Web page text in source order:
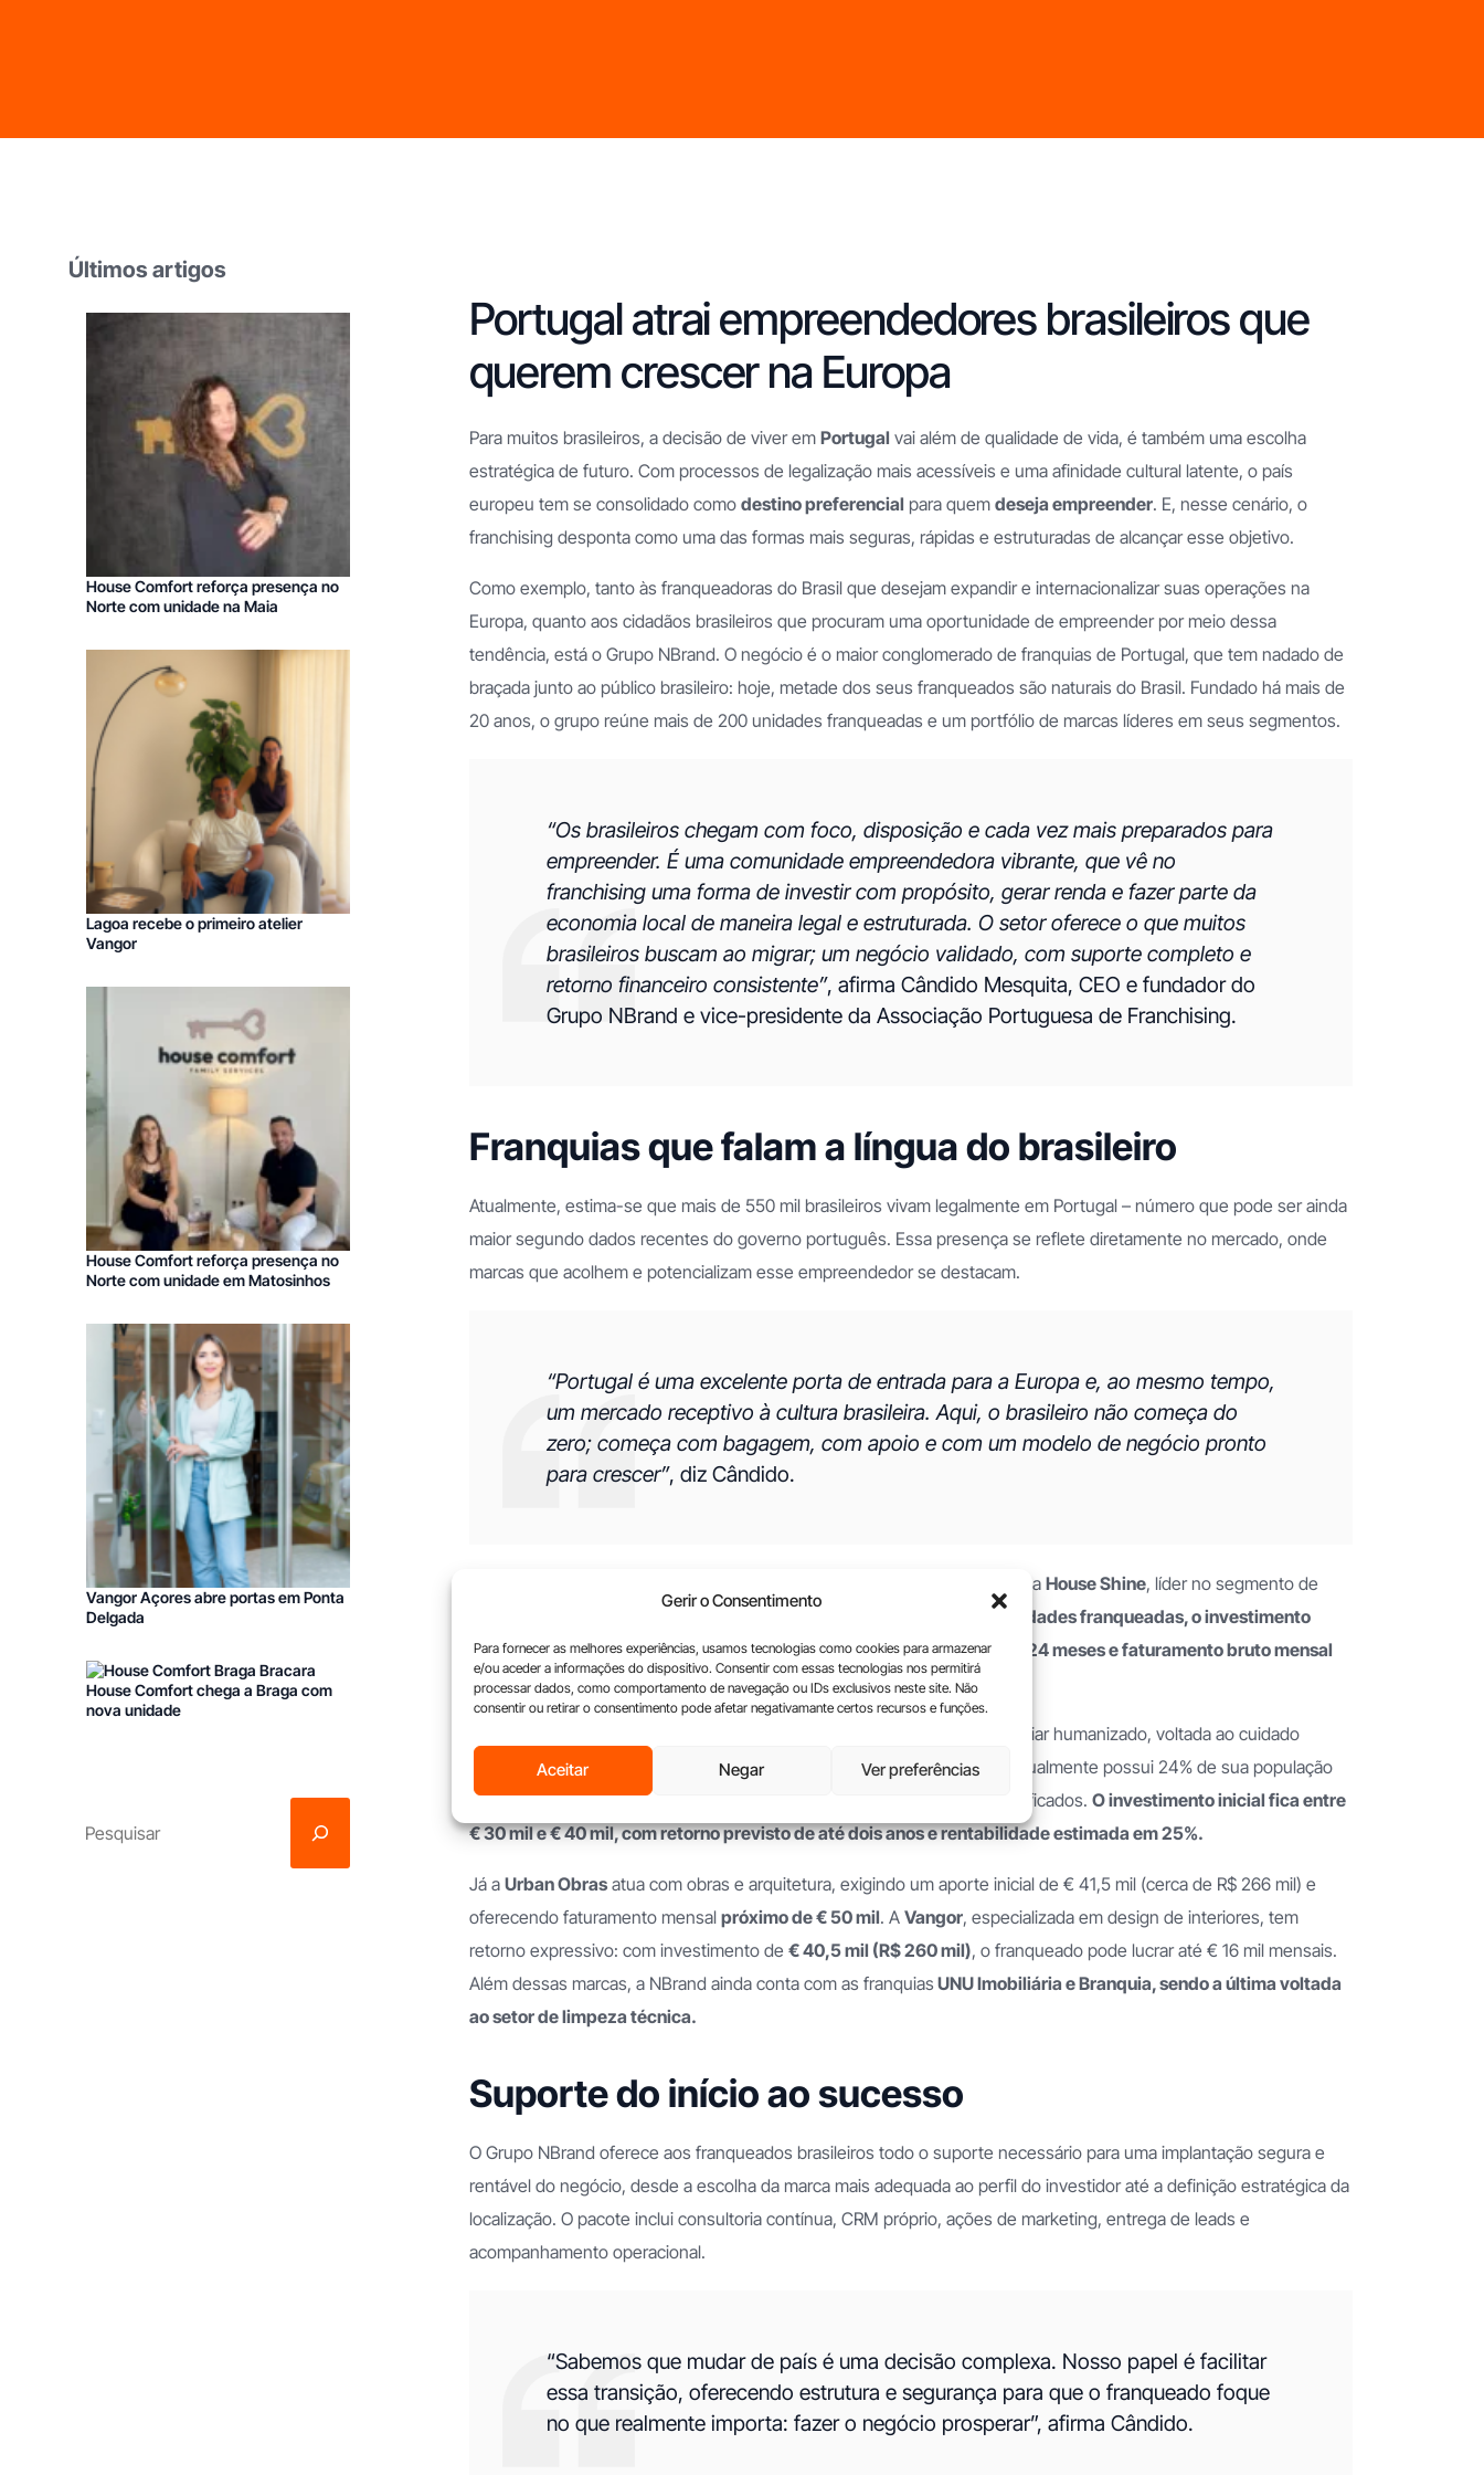
Gerir o Consentimento
Para fornecer as melhores experiências, usamos tecnologias como cookies para armazenar
e/ou aceder a informações do dispositivo. Consentir com essas tecnologias nos permitirá
processar dados, como comportamento de navegação ou IDs exclusivos neste site. Não
consentir ou retirar o consentimento pode afetar negativamante certos recursos e funções.
Aceitar Negar Ver preferências
Franchising Limpezas Domésticas
Franchising Imobiliário
Franchising Decoração
Franchising Apoio
Domiciliário
Franchising Obras
Franchising Limpezas Comerciais
Portugal atrai empreendedores brasileiros que
querem crescer na Europa
Para muitos brasileiros, a decisão de viver em Portugal vai além de qualidade de vida, é também uma escolha
estratégica de futuro. Com processos de legalização mais acessíveis e uma afinidade cultural latente, o país
europeu tem se consolidado como destino preferencial para quem deseja empreender. E, nesse cenário, o
franchising desponta como uma das formas mais seguras, rápidas e estruturadas de alcançar esse objetivo.
Como exemplo, tanto às franqueadoras do Brasil que desejam expandir e internacionalizar suas operações na
Europa, quanto aos cidadãos brasileiros que procuram uma oportunidade de empreender por meio dessa
tendência, está o Grupo NBrand. O negócio é o maior conglomerado de franquias de Portugal, que tem nadado de
braçada junto ao público brasileiro: hoje, metade dos seus franqueados são naturais do Brasil. Fundado há mais de
20 anos, o grupo reúne mais de 200 unidades franqueadas e um portfólio de marcas líderes em seus segmentos.
“Os brasileiros chegam com foco, disposição e cada vez mais preparados para
empreender. É uma comunidade empreendedora vibrante, que vê no
franchising uma forma de investir com propósito, gerar renda e fazer parte da
economia local de maneira legal e estruturada. O setor oferece o que muitos
brasileiros buscam ao migrar; um negócio validado, com suporte completo e
retorno financeiro consistente”, afirma Cândido Mesquita, CEO e fundador do
Grupo NBrand e vice-presidente da Associação Portuguesa de Franchising.
Franquias que falam a língua do brasileiro
Atualmente, estima-se que mais de 550 mil brasileiros vivam legalmente em Portugal – número que pode ser ainda
maior segundo dados recentes do governo português. Essa presença se reflete diretamente no mercado, onde
marcas que acolhem e potencializam esse empreendedor se destacam.
“Portugal é uma excelente porta de entrada para a Europa e, ao mesmo tempo,
um mercado receptivo à cultura brasileira. Aqui, o brasileiro não começa do
zero; começa com bagagem, com apoio e com um modelo de negócio pronto
para crescer”, diz Cândido.
Entre os modelos de negócio oferecidos pelo Grupo NBrand, destaca-se a House Shine, líder no segmento de
Com 100 unidades franqueadas, o investimento
inicial gira em torno de € 35 mil (R$ 224,7 mil), com retorno entre 18 e 24 meses e faturamento bruto mensal
estimado de € 14 mil (R$ 89 mil).
, nova franquia de apoio domiciliar humanizado, voltada ao cuidado
integral de idosos. Um mercado em franca expansão em Portugal, que atualmente possui 24% de sua população
formada por pessoas com 65 anos ou mais, e escassez de serviços qualificados. O investimento inicial fica entre
€ 30 mil e € 40 mil, com retorno previsto de até dois anos e rentabilidade estimada em 25%.
Já a Urban Obrasatua com obras e arquitetura, exigindo um aporte inicial de € 41,5 mil (cerca de R$ 266 mil) e
oferecendo faturamento mensal próximo de € 50 mil. A Vangor, especializada em design de interiores, tem
retorno expressivo: com investimento de € 40,5 mil (R$ 260 mil), o franqueado pode lucrar até € 16 mil mensais.
Além dessas marcas, a NBrand ainda conta com as franquiasUNU Imobiliária e Branquia, sendo a última voltada
ao setor de limpeza técnica.
Suporte do início ao sucesso
O Grupo NBrand oferece aos franqueados brasileiros todo o suporte necessário para uma implantação segura e
rentável do negócio, desde a escolha da marca mais adequada ao perfil do investidor até a definição estratégica da
localização. O pacote inclui consultoria contínua, CRM próprio, ações de marketing, entrega de leads e
acompanhamento operacional.
“Sabemos que mudar de país é uma decisão complexa. Nosso papel é facilitar
essa transição, oferecendo estrutura e segurança para que o franqueado foque
no que realmente importa: fazer o negócio prosperar”, afirma Cândido.
Últimos artigos
House Comfort reforça presença no
Norte com unidade na Maia
Lagoa recebe o primeiro atelier
Vangor
House Comfort reforça presença no
Norte com unidade em Matosinhos
Vangor Açores abre portas em Ponta
Delgada
House Comfort chega a Braga com
nova unidade